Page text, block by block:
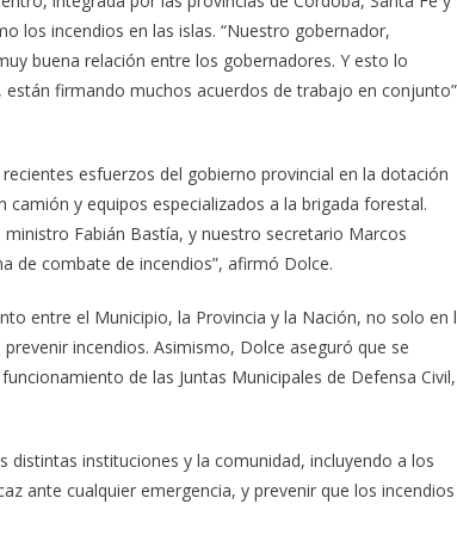
los incendios en las islas. “Nuestro gobernador,
buena relación entre los gobernadores. Y esto lo
firmando muchos acuerdos de trabajo en
esfuerzos del gobierno provincial en la dotación
y equipos especializados a la brigada forestal.
Fabián Bastía, y nuestro secretario Marcos
de combate de incendios”, afirmó Dolce.
entre el Municipio, la Provincia y la Nación, no solo en
incendios. Asimismo, Dolce aseguró que se
de las Juntas Municipales de Defensa Civil,
instituciones y la comunidad, incluyendo a los
ante cualquier emergencia, y prevenir que los incendios